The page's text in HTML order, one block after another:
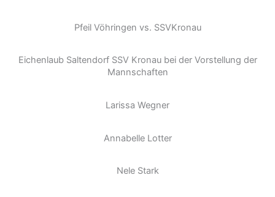
Pfeil Vöhringen vs. SSVKronau
Eichenlaub Saltendorf SSV Kronau bei der Vorstellung der
Mannschaften
Larissa Wegner
Annabelle Lotter
Nele Stark